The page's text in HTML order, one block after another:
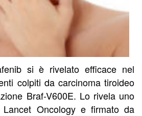
si è rivelato efficace nel
colpiti da carcinoma tiroideo
Braf-V600E. Lo rivela uno
Oncology e firmato da